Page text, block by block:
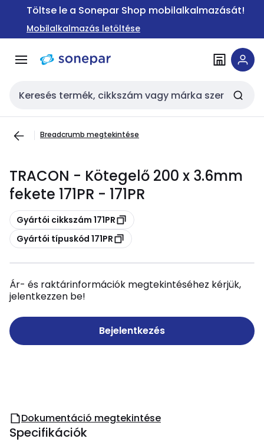
Ugrás a
Ugrás a
tartalomra
Töltse le a Sonepar Shop mobilalkalmazását!
Mobilalkalmazás letöltése
Keresési bemenet
Breadcrumb megtekintése
TRACON - Kötegelő 200 x 3.6mm
fekete 171PR - 171PR
Másolás
Gyártói cikkszám 171PR
Másolás
Gyártói típuskód 171PR
Ár- és raktárinformációk megtekintéséhez kérjük,
jelentkezzen be!
Bejelentkezés
Dokumentáció megtekintése
Specifikációk